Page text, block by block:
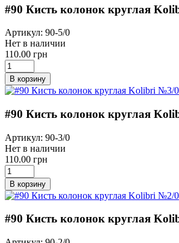
#90 Кисть колонок круглая
Артикул: 90-5/0
Нет в наличии
110.00 грн
В корзину
#90 Кисть колонок круглая
Артикул: 90-3/0
Нет в наличии
110.00 грн
В корзину
#90 Кисть колонок круглая